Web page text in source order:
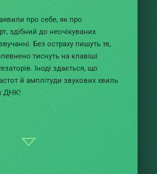
про себе, як про
здібний до неочікуваних
Без остраху пишуть те,
тиснуть на клавіші
Іноді здається, що
й амплітуди звукових хвиль
ДНК!